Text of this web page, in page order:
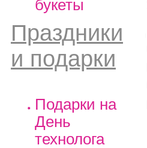
букеты
Праздники
и подарки
Подарки на
День
технолога